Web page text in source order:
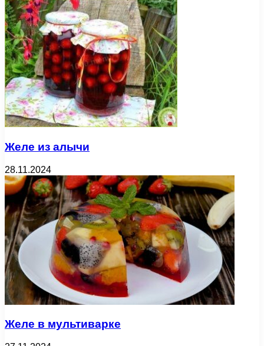
Желе из алычи
28.11.2024
Желе в мультиварке